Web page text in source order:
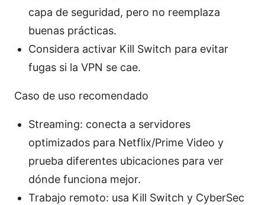
capa de seguridad, pero no reemplaza
buenas prácticas.
Considera activar Kill Switch para evitar
fugas si la VPN se cae.
Caso de uso recomendado
Streaming: conecta a servidores
optimizados para Netflix/Prime Video y
prueba diferentes ubicaciones para ver
dónde funciona mejor.
Trabajo remoto: usa Kill Switch y CyberSec